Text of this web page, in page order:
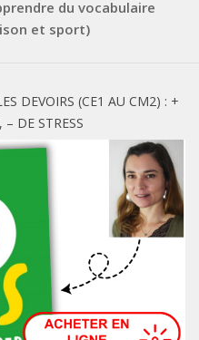
du vocabulaire
et sport)
DEVOIRS (CE1 AU CM2) : +
– DE STRESS